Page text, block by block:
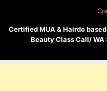
Certified MUA & Hairdo
Beauty Class Call/